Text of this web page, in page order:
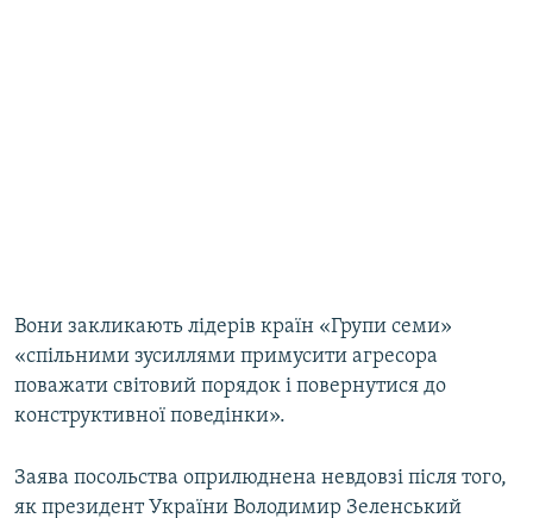
Вони закликають лідерів країн «Групи семи»
«спільними зусиллями примусити агресора
поважати світовий порядок і повернутися до
конструктивної поведінки».
Заява посольства оприлюднена невдовзі після того,
як президент України Володимир Зеленський